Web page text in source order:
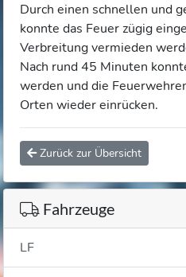
Durch einen schnellen und
konnte das Feuer zügig
Verbreitung vermieden
Nach rund 45 Minuten
werden und die
Orten wieder einrücken.
Zurück zur Übersicht
Fahrzeuge
LF